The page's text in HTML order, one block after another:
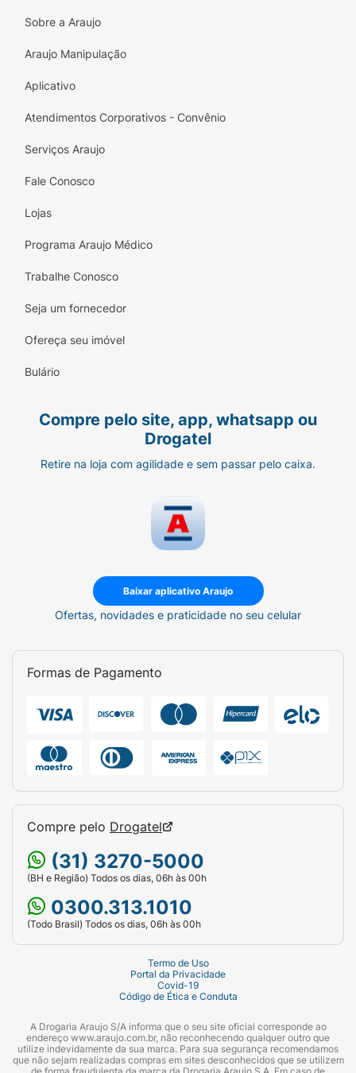
Sobre a Araujo
Araujo Manipulação
Aplicativo
Atendimentos Corporativos - Convênio
Serviços Araujo
Fale Conosco
Lojas
Programa Araujo Médico
Trabalhe Conosco
Seja um fornecedor
Ofereça seu imóvel
Bulário
Compre pelo site, app, whatsapp ou
Drogatel
Retire na loja com agilidade e sem passar pelo caixa.
Baixar aplicativo Araujo
Ofertas, novidades e praticidade no seu celular
Formas de Pagamento
Compre pelo Drogatel
(31) 3270-5000
(BH e Região) Todos os dias, 06h às 00h
0300.313.1010
(Todo Brasil) Todos os dias, 06h às 00h
Termo de Uso
Portal da Privacidade
Covid-19
Código de Ética e Conduta
A Drogaria Araujo S/A informa que o seu site oficial corresponde ao
endereço www.araujo.com.br, não reconhecendo qualquer outro que
utilize indevidamente da sua marca. Para sua segurança recomendamos
que não sejam realizadas compras em sites desconhecidos que se utilizem